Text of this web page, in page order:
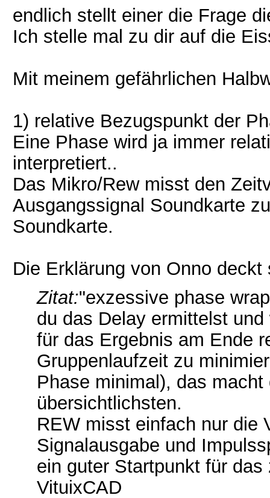
endlich stellt einer die Frage
Ich stelle mal zu dir auf die
Mit meinem gefährlichen
1) relative Bezugspunkt der
Eine Phase wird ja immer
interpretiert..
Das Mikro/Rew misst den
Ausgangssignal Soundkarte
Soundkarte.
Die Erklärung von Onno deckt
Zitat:"exzessive phase
du das Delay ermittelst
für das Ergebnis am Ende
Gruppenlaufzeit zu
Phase minimal), das
übersichtlichsten.
REW misst einfach nur die
Signalausgabe und
ein guter Startpunkt für
VituixCAD